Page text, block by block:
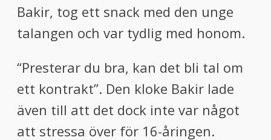
Bakir, tog ett snack med den unge
talangen och var tydlig med honom.
“Presterar du bra, kan det bli tal om
ett kontrakt”. Den kloke Bakir lade
även till att det dock inte var något
att stressa över för 16-åringen.